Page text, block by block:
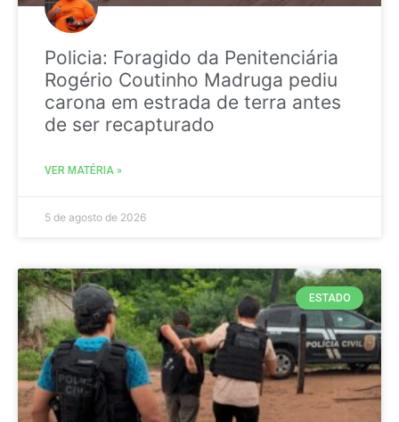
Policia: Foragido da Penitenciária
Rogério Coutinho Madruga pediu
carona em estrada de terra antes
de ser recapturado
VER MATÉRIA »
5 de agosto de 2026
ESTADO